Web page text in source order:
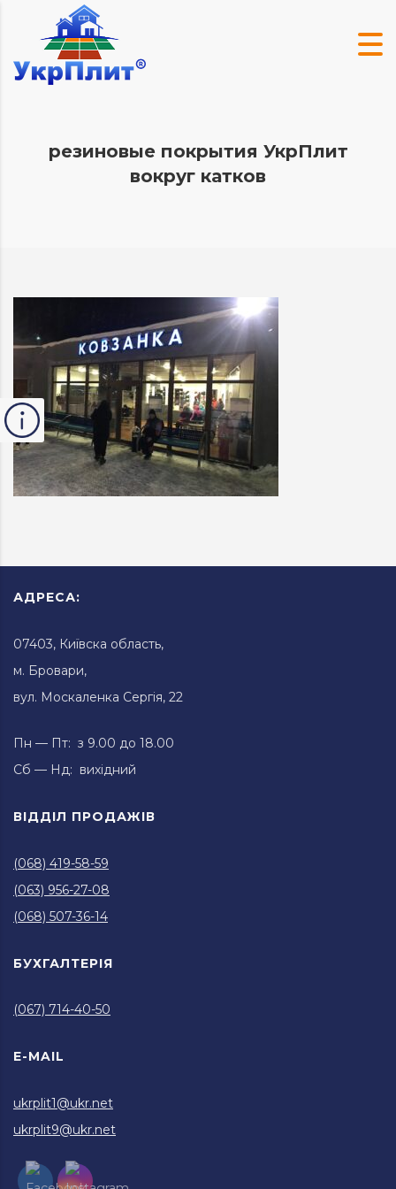
резиновые покрытия УкрПлит
вокруг катков
АДРЕСА:
07403, Київска область,
м. Бровари,
вул. Москаленка Сергія, 22
Пн — Пт: з 9.00 до 18.00
Сб — Нд: вихідний
ВІДДІЛ ПРОДАЖІВ
(068) 419-58-59
(063) 956-27-08
(068) 507-36-14
БУХГАЛТЕРІЯ
(067) 714-40-50
E-MAIL
ukrplit1@ukr.net
ukrplit9@ukr.net